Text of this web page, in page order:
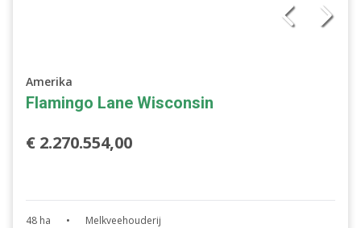
Amerika
Flamingo Lane Wisconsin
€ 2.270.554,00
48 ha • Melkveehouderij